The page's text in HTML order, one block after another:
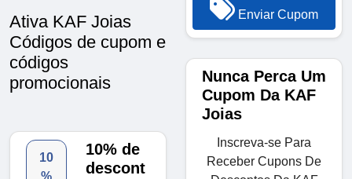
Ativa KAF Joias
Códigos de cupom e
códigos
promocionais
10
10% de
descont
Enviar Cupom
Nunca Perca Um
Cupom Da KAF
Joias
Inscreva-se Para
Receber Cupons De